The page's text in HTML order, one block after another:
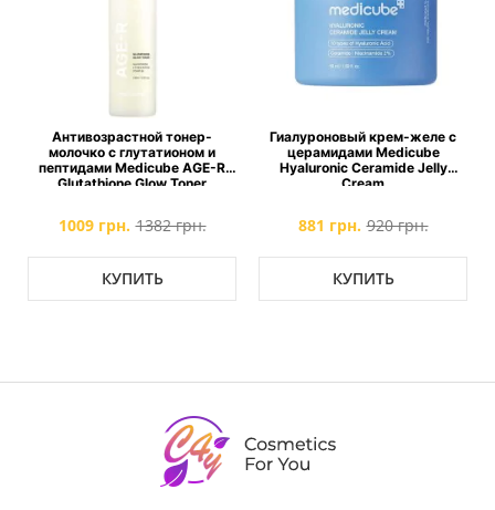
Антивозрастной тонер-
молочко с глутатионом и
пептидами Medicube AGE-R
Glutathione Glow Toner
1009 грн. 1382 грн.
КУПИТЬ
Гиалуроновый крем-желе с
церамидами Medicube
Hyaluronic Ceramide Jelly
Cream
881 грн. 920 грн.
КУПИТЬ